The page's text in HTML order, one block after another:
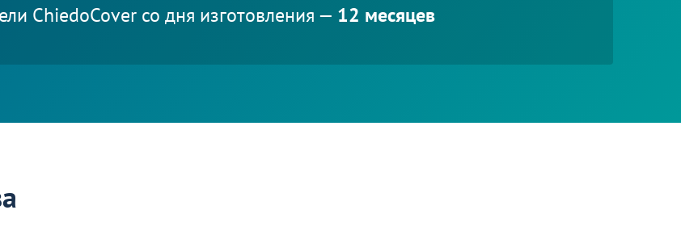
ChiеdoCover со дня изготовления — 12 месяцев